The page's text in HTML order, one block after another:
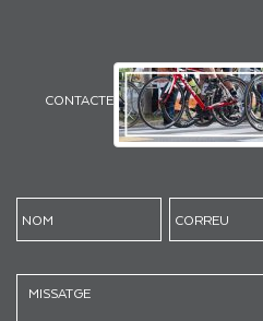
CONTACTE